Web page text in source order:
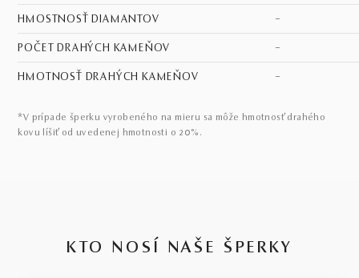
HMOSTNOSŤ DIAMANTOV –
POČET DRAHÝCH KAMEŇOV –
HMOTNOSŤ DRAHÝCH KAMEŇOV –
*V prípade šperku vyrobeného na mieru sa môže hmotnosť drahého
kovu líšiť od uvedenej hmotnosti o 20%.
KTO NOSÍ NAŠE ŠPERKY